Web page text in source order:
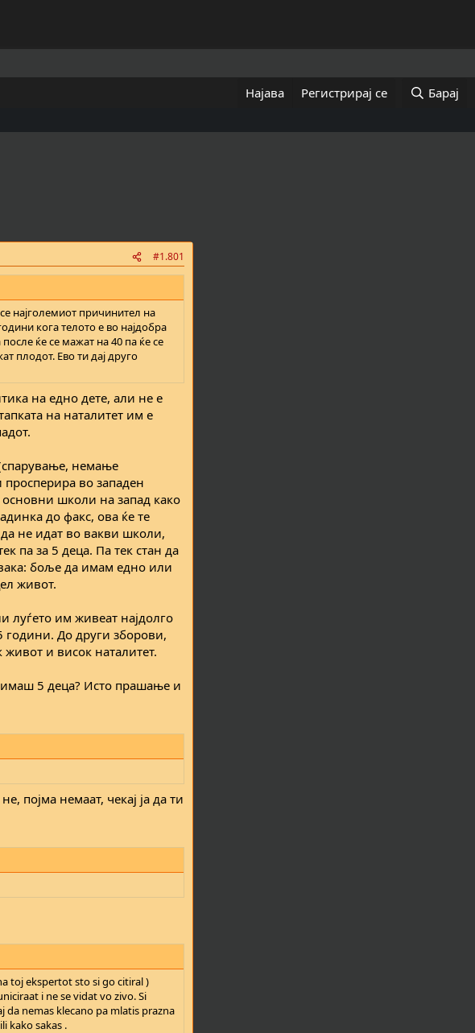
Најава Регистрирај се Барај
#1.801
најголемиот причинител на
кога телото е во најдобра
ќе се мажат на 40 па ќе се
плодот. Ево ти дај друго
на едно дете, али не е
на наталитет им е
немање
во западен
основни школи на запад како
до факс, ова ќе те
не идат во вакви школи,
па за 5 деца. Па тек стан да
боље да имам едно или
живот.
луѓето им живеат најдолго
години. До други зборови,
живот и висок наталитет.
5 деца? Исто прашање и
појма немаат, чекај ја да ти
toj ekspertot sto si go citiral )
i ne se vidat vo zivo. Si
da nemas klecano pa mlatis prazna
kako sakas .